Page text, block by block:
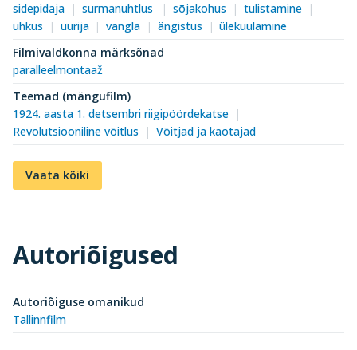
sidepidaja
surmanuhtlus sõjakohus
tulistamine
uhkus
uurija vangla ängistus
ülekuulamine
Filmivaldkonna märksõnad
paralleelmontaaž
Teemad (mängufilm)
1924. aasta 1. detsembri riigipöördekatse
Revolutsiooniline võitlus
Võitjad ja kaotajad
Vaata kõiki
Autoriõigused
Autoriõiguse omanikud
Tallinnfilm